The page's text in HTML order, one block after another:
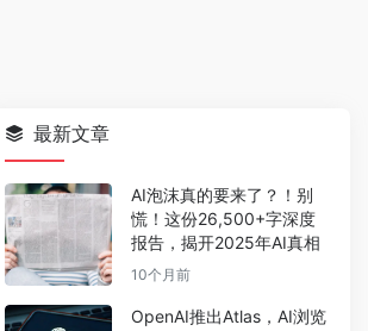
最新文章
AI泡沫真的要来了？！别
慌！这份26,500+字深度
报告，揭开2025年AI真相
10个月前
OpenAI推出Atlas，AI浏览